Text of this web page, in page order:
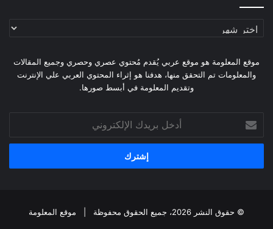
أرشيف
موقع المعلومة هو موقع عربي يُقدم مُحتوي عصري وحصري وجميع المقالات
والمعلومات تم التحقق منها، هدفنا هو إثراء المحتوي العربي علي الإنترنت
وتقديم المعلومة في أبسط صورها.
بريدك
الإلكتروني
© حقوق النشر 2026، جميع الحقوق محفوظة | موقع المعلومة